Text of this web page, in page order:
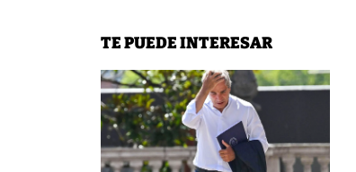
TE PUEDE INTERESAR